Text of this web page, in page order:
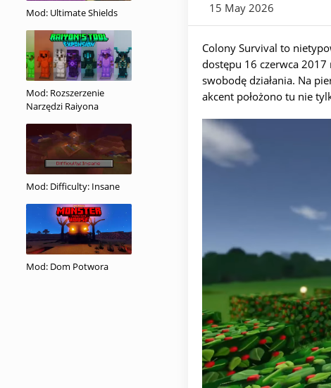
Mod: Ultimate Shields
Mod: Rozszerzenie
Narzędzi Raiyona
Mod: Difficulty: Insane
Mod: Dom Potwora
15 May 2026
Colony Survival to
dostępu 16 czerwca 2017
swobodę działania. Na
akcent położono tu nie